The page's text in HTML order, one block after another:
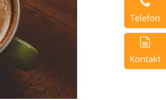
Telefon
Kontakt